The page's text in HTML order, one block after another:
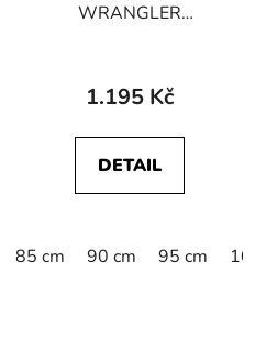
WRANGLER
STRUCTURED BELT
BROWN
1.195 Kč
DETAIL
85 cm 90 cm 95 cm